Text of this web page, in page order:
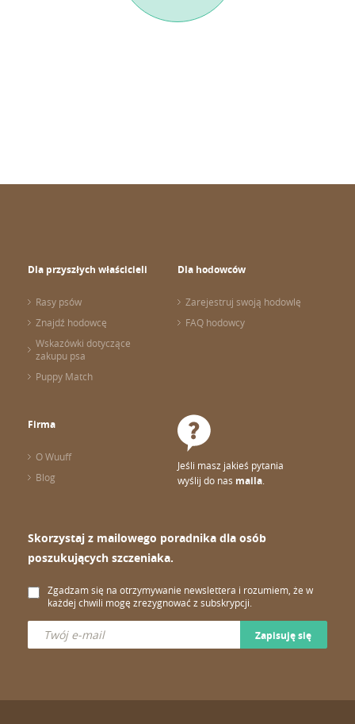
Dla przyszłych właścicieli
Rasy psów
Znajdź hodowcę
Wskazówki dotyczące
zakupu psa
Puppy Match
Dla hodowców
Zarejestruj swoją hodowlę
FAQ hodowcy
Firma
O Wuuff
Blog
Jeśli masz jakieś pytania
wyślij do nas maila
Skorzystaj z mailowego poradnika dla osób
poszukujących szczeniaka.
Zgadzam się na otrzymywanie newslettera i rozumiem, że w
każdej chwili mogę zrezygnować z subskrypcji.
Zapisuję się